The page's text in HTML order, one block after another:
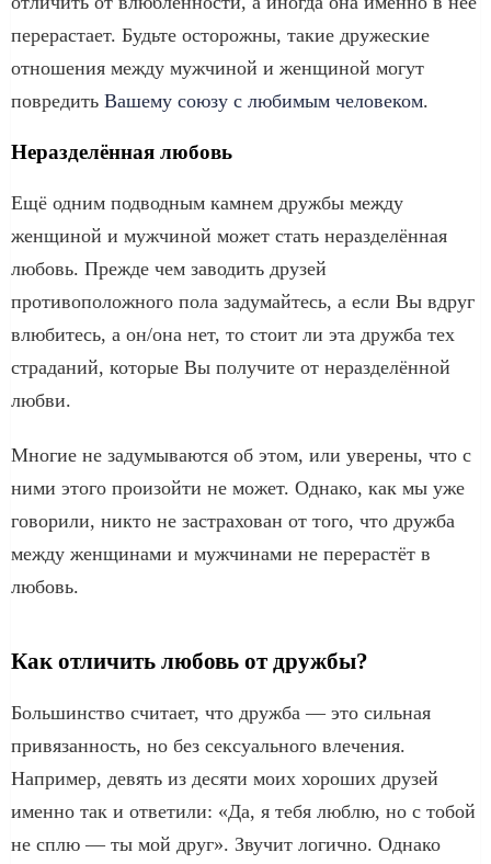
перерастает. Будьте осторожны, такие дружеские
отношения между мужчиной и женщиной могут
повредить Вашему союзу с любимым человеком.
Неразделённая любовь
Ещё одним подводным камнем дружбы между
женщиной и мужчиной может стать неразделённая
любовь. Прежде чем заводить друзей
противоположного пола задумайтесь, а если Вы вдруг
влюбитесь, а он/она нет, то стоит ли эта дружба тех
страданий, которые Вы получите от неразделённой
любви.
Многие не задумываются об этом, или уверены, что с
ними этого произойти не может. Однако, как мы уже
говорили, никто не застрахован от того, что дружба
между женщинами и мужчинами не перерастёт в
любовь.
Как отличить любовь от дружбы?
Большинство считает, что дружба — это сильная
привязанность, но без сексуального влечения.
Например, девять из десяти моих хороших друзей
именно так и ответили: «Да, я тебя люблю, но с тобой
не сплю — ты мой друг». Звучит логично. Однако